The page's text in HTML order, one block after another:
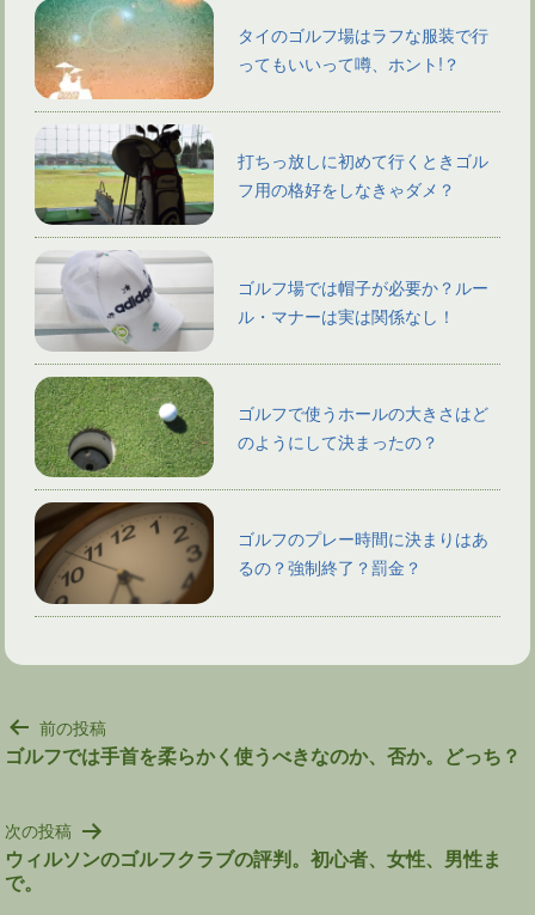
タイのゴルフ場はラフな服装で行
ってもいいって噂、ホント!？
打ちっ放しに初めて行くときゴル
フ用の格好をしなきゃダメ？
ゴルフ場では帽子が必要か？ルー
ル・マナーは実は関係なし！
ゴルフで使うホールの大きさはど
のようにして決まったの？
ゴルフのプレー時間に決まりはあ
るの？強制終了？罰金？
投
稿
ゲ
ー
シ
前の投稿
ゴルフでは手首を柔らかく使うべきなのか、否か。どっち？
次の投稿
ウィルソンのゴルフクラブの評判。初心者、女性、男性ま
で。